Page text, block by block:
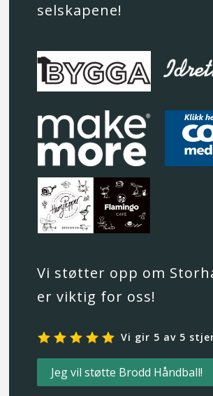
selskapene!
Vi støtter opp om
er viktig for oss!
Vi gir 5 av 5
Jeg vil støtte Brodd Håndball!